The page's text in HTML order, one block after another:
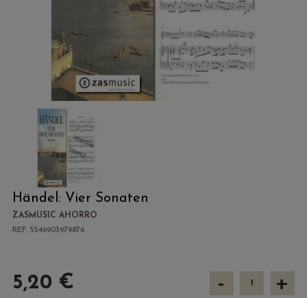
Händel: Vier Sonaten
ZASMUSIC AHORRO
REF. 5546903979876
5,20 € - +